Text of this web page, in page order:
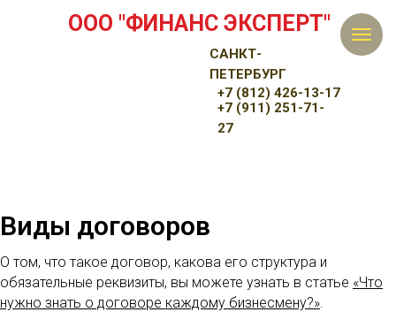
ООО "ФИНАНС ЭКСПЕРТ"
САНКТ-
ПЕТЕРБУРГ
+7 (911) 251-71-
27
+7 (812) 426-13-17
Виды договоров
О том, что такое договор, какова его структура и
обязательные реквизиты, вы можете узнать в статье «Что
нужно знать о договоре каждому бизнесмену?».